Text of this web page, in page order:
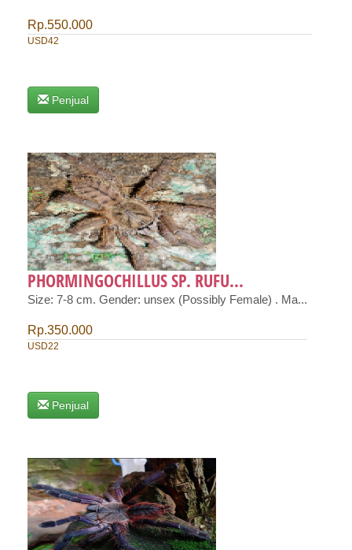
Rp.550.000
USD42
Penjual
PHORMINGOCHILLUS SP. RUFU...
Size: 7-8 cm. Gender: unsex (Possibly Female) . Ma...
Rp.350.000
USD22
Penjual